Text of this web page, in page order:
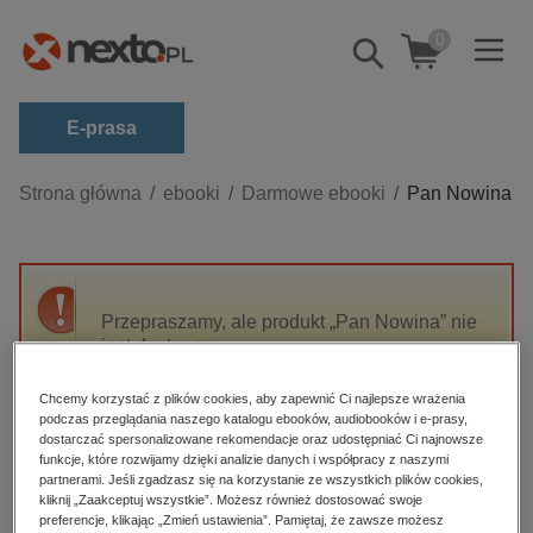
Pokaż/schowaj
wyszukiwarkę
0
E-prasa
Kategorie
biznesowe, branżowe, gospodarka
dzienniki
edukacja
hobby, sport, rozrywka
komputery, internet, technologie, informatyka
Strona główna ebooki Darmowe ebooki Pan Nowina
Przepraszamy, ale produkt „Pan Nowina” nie
jest dostępny.
High-contrast mode
Polecane
Chcemy korzystać z plików cookies, aby zapewnić Ci najlepsze wrażenia
podczas przeglądania naszego katalogu ebooków, audiobooków i e-prasy,
dostarczać spersonalizowane rekomendacje oraz udostępniać Ci najnowsze
funkcje, które rozwijamy dzięki analizie danych i współpracy z naszymi
partnerami. Jeśli zgadzasz się na korzystanie ze wszystkich plików cookies,
kliknij „Zaakceptuj wszystkie”. Możesz również dostosować swoje
preferencje, klikając „Zmień ustawienia”. Pamiętaj, że zawsze możesz